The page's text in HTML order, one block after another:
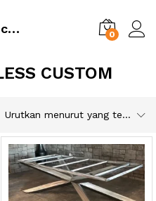
kaki meja stainless custom 0
CUSTOM
Urutkan menurut yang terbaru